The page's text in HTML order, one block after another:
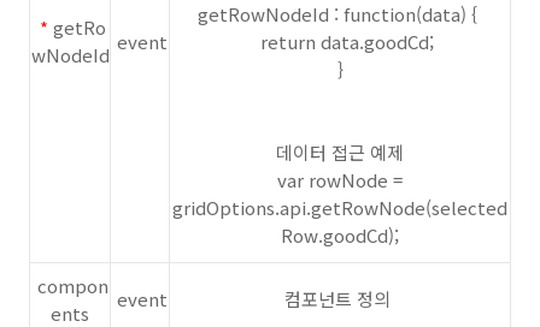
* getRo
wNodeId
event
getRowNodeId : function(data) {
return data.goodCd;
}
데이터 접근 예제
var rowNode =
gridOptions.api.getRowNode(selected
Row.goodCd);
compon
ents
event 컴포넌트 정의